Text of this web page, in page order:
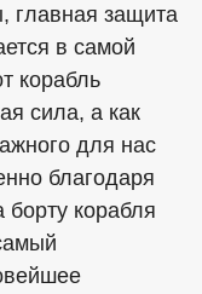
главная защита
в самой
корабль
сила, а как
для нас
благодаря
корабля